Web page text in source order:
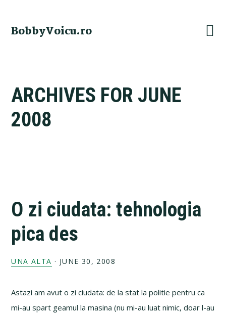
primary
main
primary
footer
BobbyVoicu.ro
ARCHIVES FOR JUNE
2008
O zi ciudata: tehnologia
pica des
UNA ALTA · JUNE 30, 2008
Astazi am avut o zi ciudata: de la stat la politie pentru ca
mi-au spart geamul la masina (nu mi-au luat nimic, doar l-au